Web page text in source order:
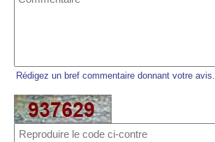
Rédigez un bref commentaire donnant votre avis.